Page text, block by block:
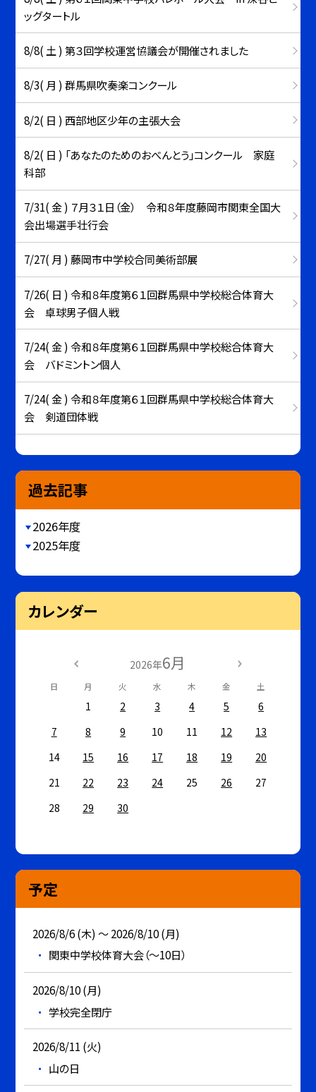
ッグタートル
8/8( 土 ) 第３回学校運営協議会が開催されました
8/3( 月 ) 群馬県吹奏楽コンクール
8/2( 日 ) 西部地区少年の主張大会
8/2( 日 ) 「あなたのためのおべんとう」コンクール 家庭
科部
7/31( 金 ) ７月３１日（金） 令和８年度藤岡市関東全国大
会出場選手壮行会
7/27( 月 ) 藤岡市中学校合同美術部展
7/26( 日 ) 令和８年度第６１回群馬県中学校総合体育大
会 卓球男子個人戦
7/24( 金 ) 令和８年度第６１回群馬県中学校総合体育大
会 バドミントン個人
7/24( 金 ) 令和８年度第６１回群馬県中学校総合体育大
会 剣道団体戦
過去記事
2026年度
2025年度
カレンダー
2026年6月
日 月 火 水 木 金 土
1 2 3 4 5
6
7
8 9 10 11 12
13
14
15 16 17 18 19
20
21
22 23 24 25 26
27
28
29 30
予定
2026/8/6 (木) ～ 2026/8/10 (月)
関東中学校体育大会（～10日）
2026/8/10 (月)
学校完全閉庁
2026/8/11 (火)
山の日